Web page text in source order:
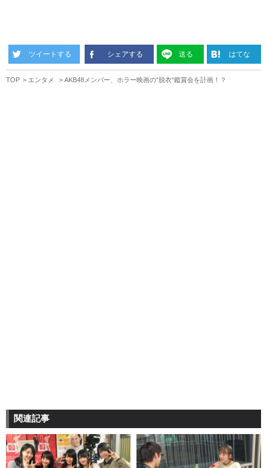
ツイートする シェアする 送る はてな
TOP エンタメ AKB48メンバー、ホラー映画の“脱衣“鑑賞会を計画！？
関連記事